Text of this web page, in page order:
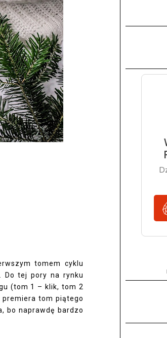
tomem cyklu
Do tej pory na rynku
(tom 1 – klik, tom 2
tom piątego
bo naprawdę bardzo